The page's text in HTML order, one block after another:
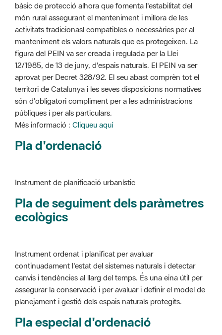
manteniment els valors naturals que es protegeixen. La
figura del PEIN va ser creada i regulada per la Llei
12/1985, de 13 de juny, d'espais naturals. El PEIN va ser
aprovat per Decret 328/92. El seu abast comprèn tot el
territori de Catalunya i les seves disposicions normatives
són d'obligatori compliment per a les administracions
públiques i per als particulars.
Més informació :Cliqueu aquí
Pla d'ordenació
Instrument de planificació urbanístic
ecològics
Instrument ordenat i planificat per avaluar
assegurar la conservació i per avaluar i definir el model de
planejament i gestió dels espais naturals protegits.
Pla especial d'ordenació
Instrument de planificació urbanístic